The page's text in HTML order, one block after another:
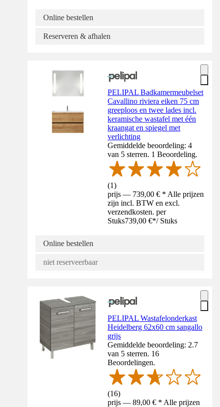
Online bestellen
Reserveren & afhalen
PELIPAL Badkamermeubelset
Cavallino riviera eiken 75 cm
greeploos en twee lades incl.
keramische wastafel met één
kraangat en spiegel met
verlichting
Gemiddelde beoordeling: 4
van 5 sterren. 1 Beoordeling.
(1)
prijs — 739,00 € * Alle prijzen
zijn incl. BTW en excl.
verzendkosten. per
Stuks739,00 €*/ Stuks
Online bestellen
niet reserveerbaar
PELIPAL Wastafelonderkast
Heidelberg 62x60 cm sangallo
grijs
Gemiddelde beoordeling: 2.7
van 5 sterren. 16
Beoordelingen.
(16)
prijs — 89,00 € * Alle prijzen